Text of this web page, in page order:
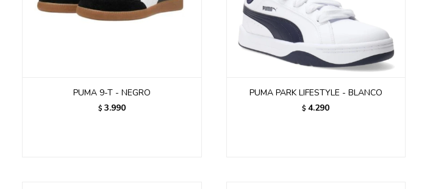
PUMA 9-T - NEGRO
$ 3.990
PUMA PARK LIFESTYLE - BLANCO
$ 4.290